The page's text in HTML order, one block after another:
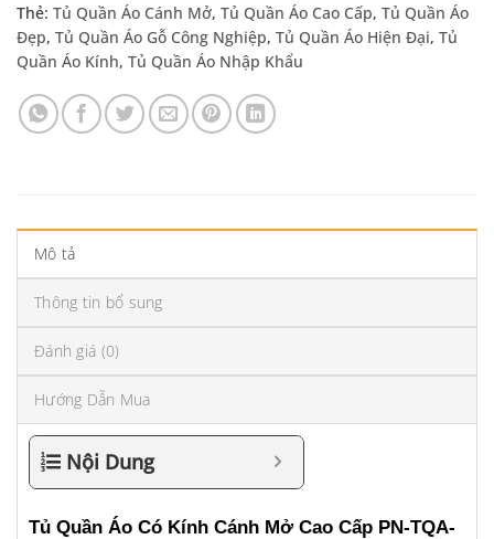
Thẻ: Tủ Quần Áo Cánh Mở, Tủ Quần Áo Cao Cấp, Tủ Quần Áo
Đẹp, Tủ Quần Áo Gỗ Công Nghiệp, Tủ Quần Áo Hiện Đại, Tủ
Quần Áo Kính, Tủ Quần Áo Nhập Khẩu
Mô tả
Thông tin bổ sung
Đánh giá (0)
Hướng Dẫn Mua
Nội Dung
Tủ Quần Áo Có Kính Cánh Mở Cao Cấp PN-TQA-